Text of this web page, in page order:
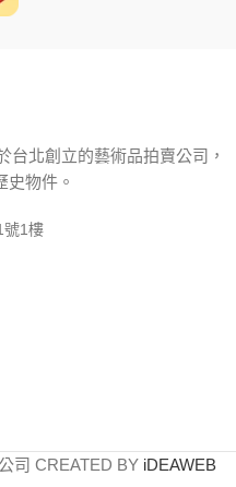
台北創立的藝術品拍賣公司，
史物件。
號1樓
司 CREATED BY iDEAWEB